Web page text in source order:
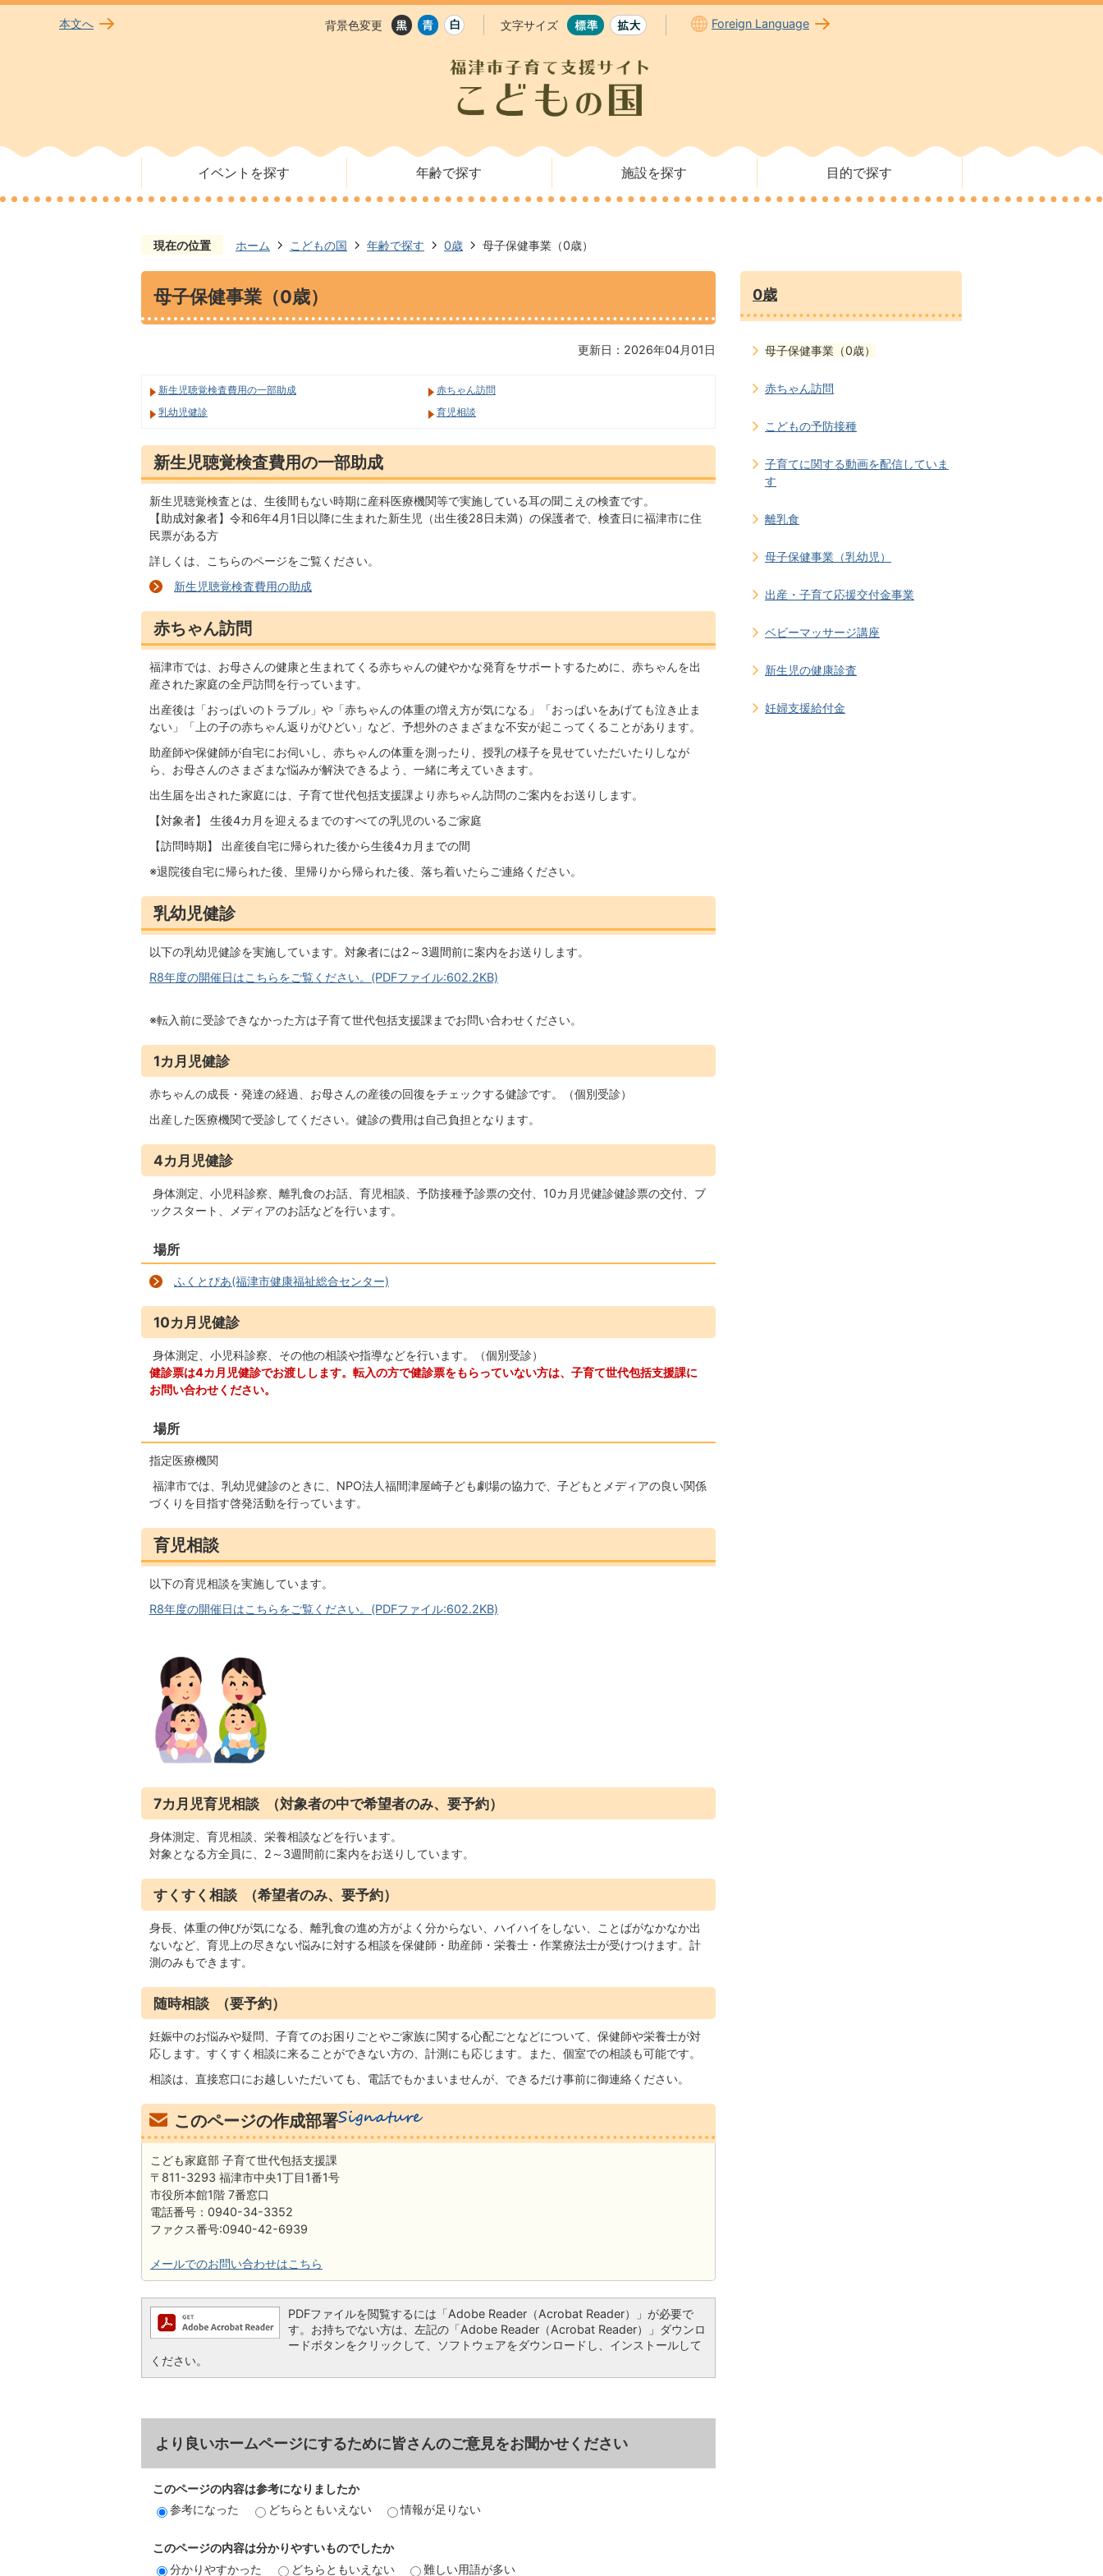
本文へ 背景色変更 文字サイズ Foreign Language
イベントを探す 年齢で探す 施設を探す 目的で探す
現在の位置 ホーム こどもの国 年齢で探す 0歳 母子保健事業（0歳）
母子保健事業（0歳）
更新日：2026年04月01日
新生児聴覚検査費用の一部助成
赤ちゃん訪問
乳幼児健診
育児相談
新生児聴覚検査費用の一部助成
新生児聴覚検査とは、生後間もない時期に産科医療機関等で実施している耳の聞こえの検査です。
【助成対象者】令和6年4月1日以降に生まれた新生児（出生後28日未満）の保護者で、検査日に福津市に住
民票がある方
詳しくは、こちらのページをご覧ください。
新生児聴覚検査費用の助成
赤ちゃん訪問
福津市では、お母さんの健康と生まれてくる赤ちゃんの健やかな発育をサポートするために、赤ちゃんを出
産された家庭の全戸訪問を行っています。
出産後は「おっぱいのトラブル」や「赤ちゃんの体重の増え方が気になる」「おっぱいをあげても泣き止ま
ない」「上の子の赤ちゃん返りがひどい」など、予想外のさまざまな不安が起こってくることがあります。
助産師や保健師が自宅にお伺いし、赤ちゃんの体重を測ったり、授乳の様子を見せていただいたりしなが
ら、お母さんのさまざまな悩みが解決できるよう、一緒に考えていきます。
出生届を出された家庭には、子育て世代包括支援課より赤ちゃん訪問のご案内をお送りします。
【対象者】 生後4カ月を迎えるまでのすべての乳児のいるご家庭
【訪問時期】 出産後自宅に帰られた後から生後4カ月までの間
※退院後自宅に帰られた後、里帰りから帰られた後、落ち着いたらご連絡ください。
乳幼児健診
以下の乳幼児健診を実施しています。対象者には2～3週間前に案内をお送りします。
R8年度の開催日はこちらをご覧ください。(PDFファイル:602.2KB)
※転入前に受診できなかった方は子育て世代包括支援課までお問い合わせください。
1カ月児健診
赤ちゃんの成長・発達の経過、お母さんの産後の回復をチェックする健診です。（個別受診）
出産した医療機関で受診してください。健診の費用は自己負担となります。
4カ月児健診
身体測定、小児科診察、離乳食のお話、育児相談、予防接種予診票の交付、10カ月児健診健診票の交付、ブ
ックスタート、メディアのお話などを行います。
場所
ふくとぴあ(福津市健康福祉総合センター)
10カ月児健診
身体測定、小児科診察、その他の相談や指導などを行います。（個別受診）
健診票は4カ月児健診でお渡しします。転入の方で健診票をもらっていない方は、子育て世代包括支援課に
お問い合わせください。
場所
指定医療機関
福津市では、乳幼児健診のときに、NPO法人福間津屋崎子ども劇場の協力で、子どもとメディアの良い関係
づくりを目指す啓発活動を行っています。
育児相談
以下の育児相談を実施しています。
R8年度の開催日はこちらをご覧ください。(PDFファイル:602.2KB)
7カ月児育児相談 （対象者の中で希望者のみ、要予約）
身体測定、育児相談、栄養相談などを行います。
対象となる方全員に、2～3週間前に案内をお送りしています。
すくすく相談 （希望者のみ、要予約）
身長、体重の伸びが気になる、離乳食の進め方がよく分からない、ハイハイをしない、ことばがなかなか出
ないなど、育児上の尽きない悩みに対する相談を保健師・助産師・栄養士・作業療法士が受けつけます。計
測のみもできます。
随時相談 （要予約）
妊娠中のお悩みや疑問、子育てのお困りごとやご家族に関する心配ごとなどについて、保健師や栄養士が対
応します。すくすく相談に来ることができない方の、計測にも応じます。また、個室での相談も可能です。
相談は、直接窓口にお越しいただいても、電話でもかまいませんが、できるだけ事前に御連絡ください。
このページの作成部署
こども家庭部 子育て世代包括支援課
〒811-3293 福津市中央1丁目1番1号
市役所本館1階 7番窓口
電話番号：0940-34-3352
ファクス番号:0940-42-6939
メールでのお問い合わせはこちら
PDFファイルを閲覧するには「Adobe Reader（Acrobat Reader）」が必要で
す。お持ちでない方は、左記の「Adobe Reader（Acrobat Reader）」ダウンロ
ードボタンをクリックして、ソフトウェアをダウンロードし、インストールして
ください。
より良いホームページにするために皆さんのご意見をお聞かせください
このページの内容は参考になりましたか
参考になった
どちらともいえない 情報が足りない
このページの内容は分かりやすいものでしたか
分かりやすかった
どちらともいえない 難しい用語が多い
0歳
母子保健事業（0歳）
赤ちゃん訪問
こどもの予防接種
子育てに関する動画を配信していま
す
離乳食
母子保健事業（乳幼児）
出産・子育て応援交付金事業
ベビーマッサージ講座
新生児の健康診査
妊婦支援給付金